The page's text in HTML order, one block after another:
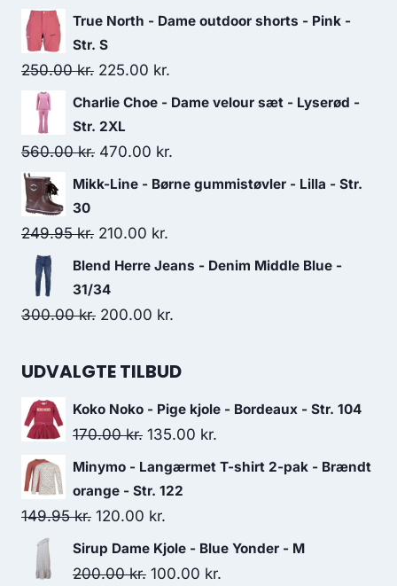
price
was:
225.00 kr..
price
125.00 kr..
True North - Dame outdoor shorts - Pink -
Str. S
250.00kr. Original
price
was:
250.00 kr..
225.00 kr.
price
Charlie Choe - Dame velour sæt - Lyserød -
Str. 2XL
560.00kr. Original
price
560.00 kr..
470.00 kr.
price
Mikk-Line - Børne gummistøvler - Lilla - Str.
30
249.95kr. Original
price
was:
249.95 kr..
210.00 kr.
price
210.00 kr..
Blend Herre Jeans - Denim Middle Blue -
31/34
300.00kr. Original
was:
200.00 kr.
is:
UDVALGTE TILBUD
Koko Noko - Pige kjole - Bordeaux - Str. 104
170.00kr. Original
price
was:
170.00 kr..
135.00 kr.
price
Minymo - Langærmet T-shirt 2-pak - Brændt
orange - Str. 122
149.95kr. Original
price
was:
120.00 kr.
price
is:
Sirup Dame Kjole - Blue Yonder - M
200.00kr. Original
100.00 kr.